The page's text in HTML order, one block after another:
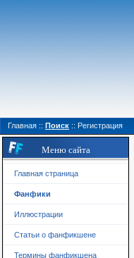
Главная :: Поиск :: Регистрация
Меню сайта
Главная страница
Фанфики
Иллюстрации
Статьи о фанфикшене
Термины фанфикшена